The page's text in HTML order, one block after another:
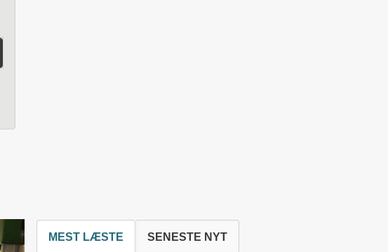
MEST LÆSTE SENESTE NYT